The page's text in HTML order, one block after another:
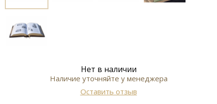
Нет в наличии
Наличие уточняйте у менеджера
Оставить отзыв